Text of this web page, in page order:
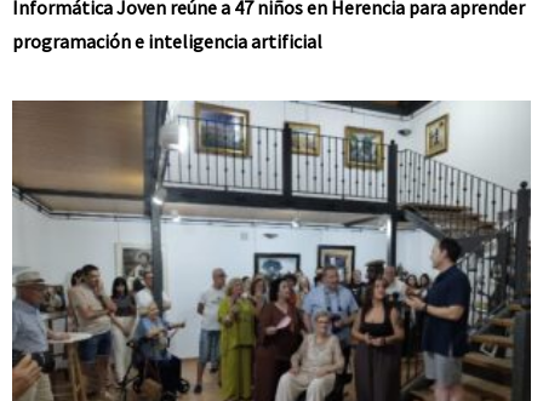
Informática Joven reúne a 47 niños en Herencia para aprender
programación e inteligencia artificial